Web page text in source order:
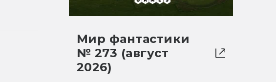
Мир фантастики
№ 273 (август
2026)